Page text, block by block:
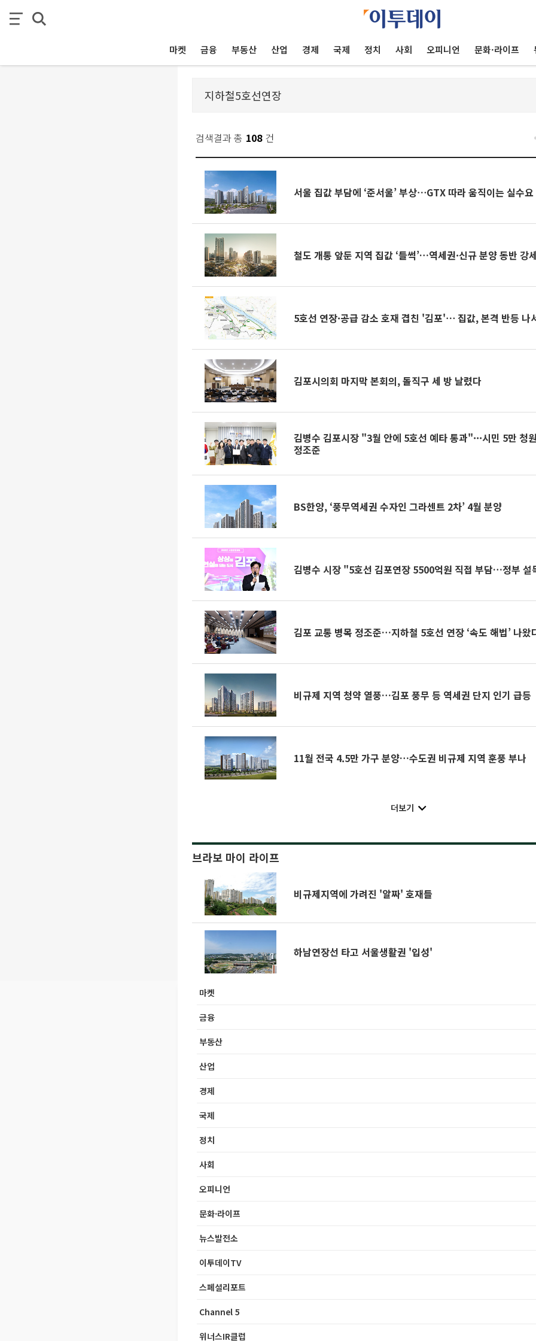
마켓 금융 부동산 산업 경제 국제 정치 사회 오피니언 문화·라이프
검색결과 총 108 건
서울 집값 부담에 ‘준서울’ 부상⋯GTX 따라 움직이는 실수요
철도 개통 앞둔 지역 집값 ‘들썩’…역세권·신규 분양 동반 강세
5호선 연장·공급 감소 호재 겹친 '김포'⋯ 집값, 본격 반등 나
김포시의회 마지막 본회의, 돌직구 세 방 날렸다
김병수 김포시장 "3월 안에 5호선 예타 통과"···시민 5만 청
정조준
BS한양, ‘풍무역세권 수자인 그라센트 2차’ 4월 분양
김병수 시장 "5호선 김포연장 5500억원 직접 부담…정부 설
김포 교통 병목 정조준…지하철 5호선 연장 ‘속도 해법’ 나왔
비규제 지역 청약 열풍…김포 풍무 등 역세권 단지 인기 급등
11월 전국 4.5만 가구 분양…수도권 비규제 지역 훈풍 부나
더보기
브라보 마이 라이프
비규제지역에 가려진 '알짜' 호재들
하남연장선 타고 서울생활권 '입성'
마켓
금융
부동산
산업
경제
국제
정치
사회
오피니언
문화·라이프
뉴스발전소
이투데이TV
스페셜리포트
Channel 5
위너스IR클럽